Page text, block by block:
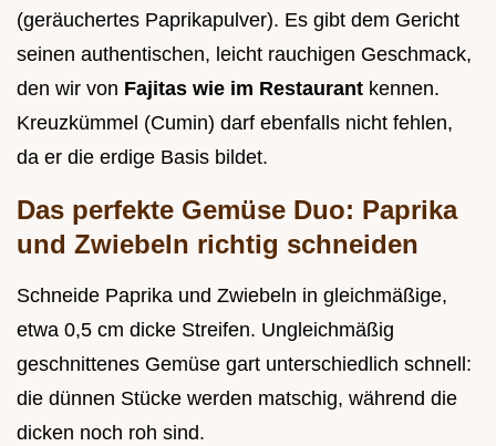
(geräuchertes Paprikapulver). Es gibt dem Gericht
seinen authentischen, leicht rauchigen Geschmack,
den wir von Fajitas wie im Restaurant kennen.
Kreuzkümmel (Cumin) darf ebenfalls nicht fehlen,
da er die erdige Basis bildet.
Das perfekte Gemüse Duo: Paprika
und Zwiebeln richtig schneiden
Schneide Paprika und Zwiebeln in gleichmäßige,
etwa 0,5 cm dicke Streifen. Ungleichmäßig
geschnittenes Gemüse gart unterschiedlich schnell:
die dünnen Stücke werden matschig, während die
dicken noch roh sind.